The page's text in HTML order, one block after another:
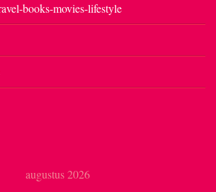
books-movies-lifestyle
augustus 2026